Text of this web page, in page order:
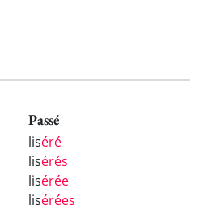
Passé
liséré
lisérés
lisérée
lisérées